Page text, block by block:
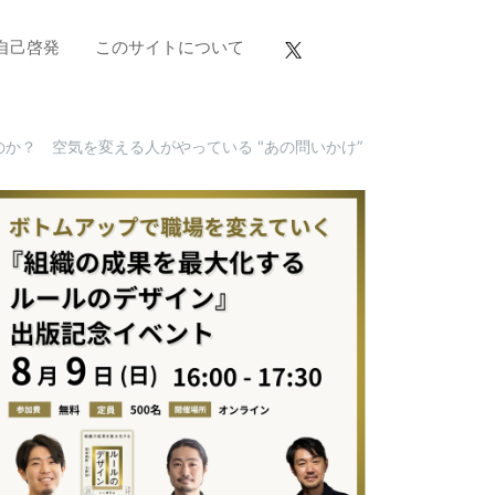
己啓発 このサイトについて
？ 空気を変える人がやっている "あの問いかけ”